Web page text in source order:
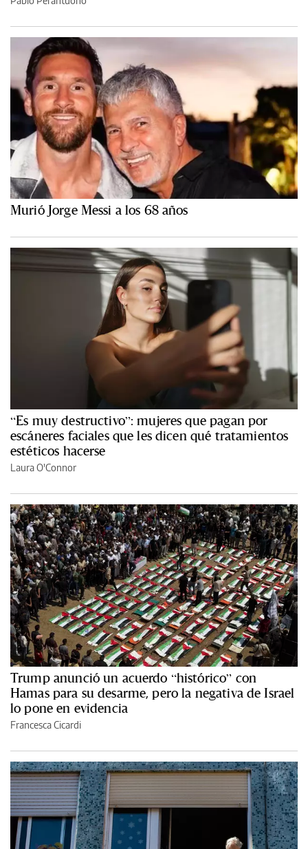
Murió Jorge Messi a los 68 años
“Es muy destructivo”: mujeres que pagan por
escáneres faciales que les dicen qué tratamientos
estéticos hacerse
Laura O'Connor
Trump anunció un acuerdo “histórico” con
Hamas para su desarme, pero la negativa de Israel
lo pone en evidencia
Francesca Cicardi